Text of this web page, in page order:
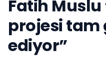
Fatih Muslu
projesi tam
ediyor”